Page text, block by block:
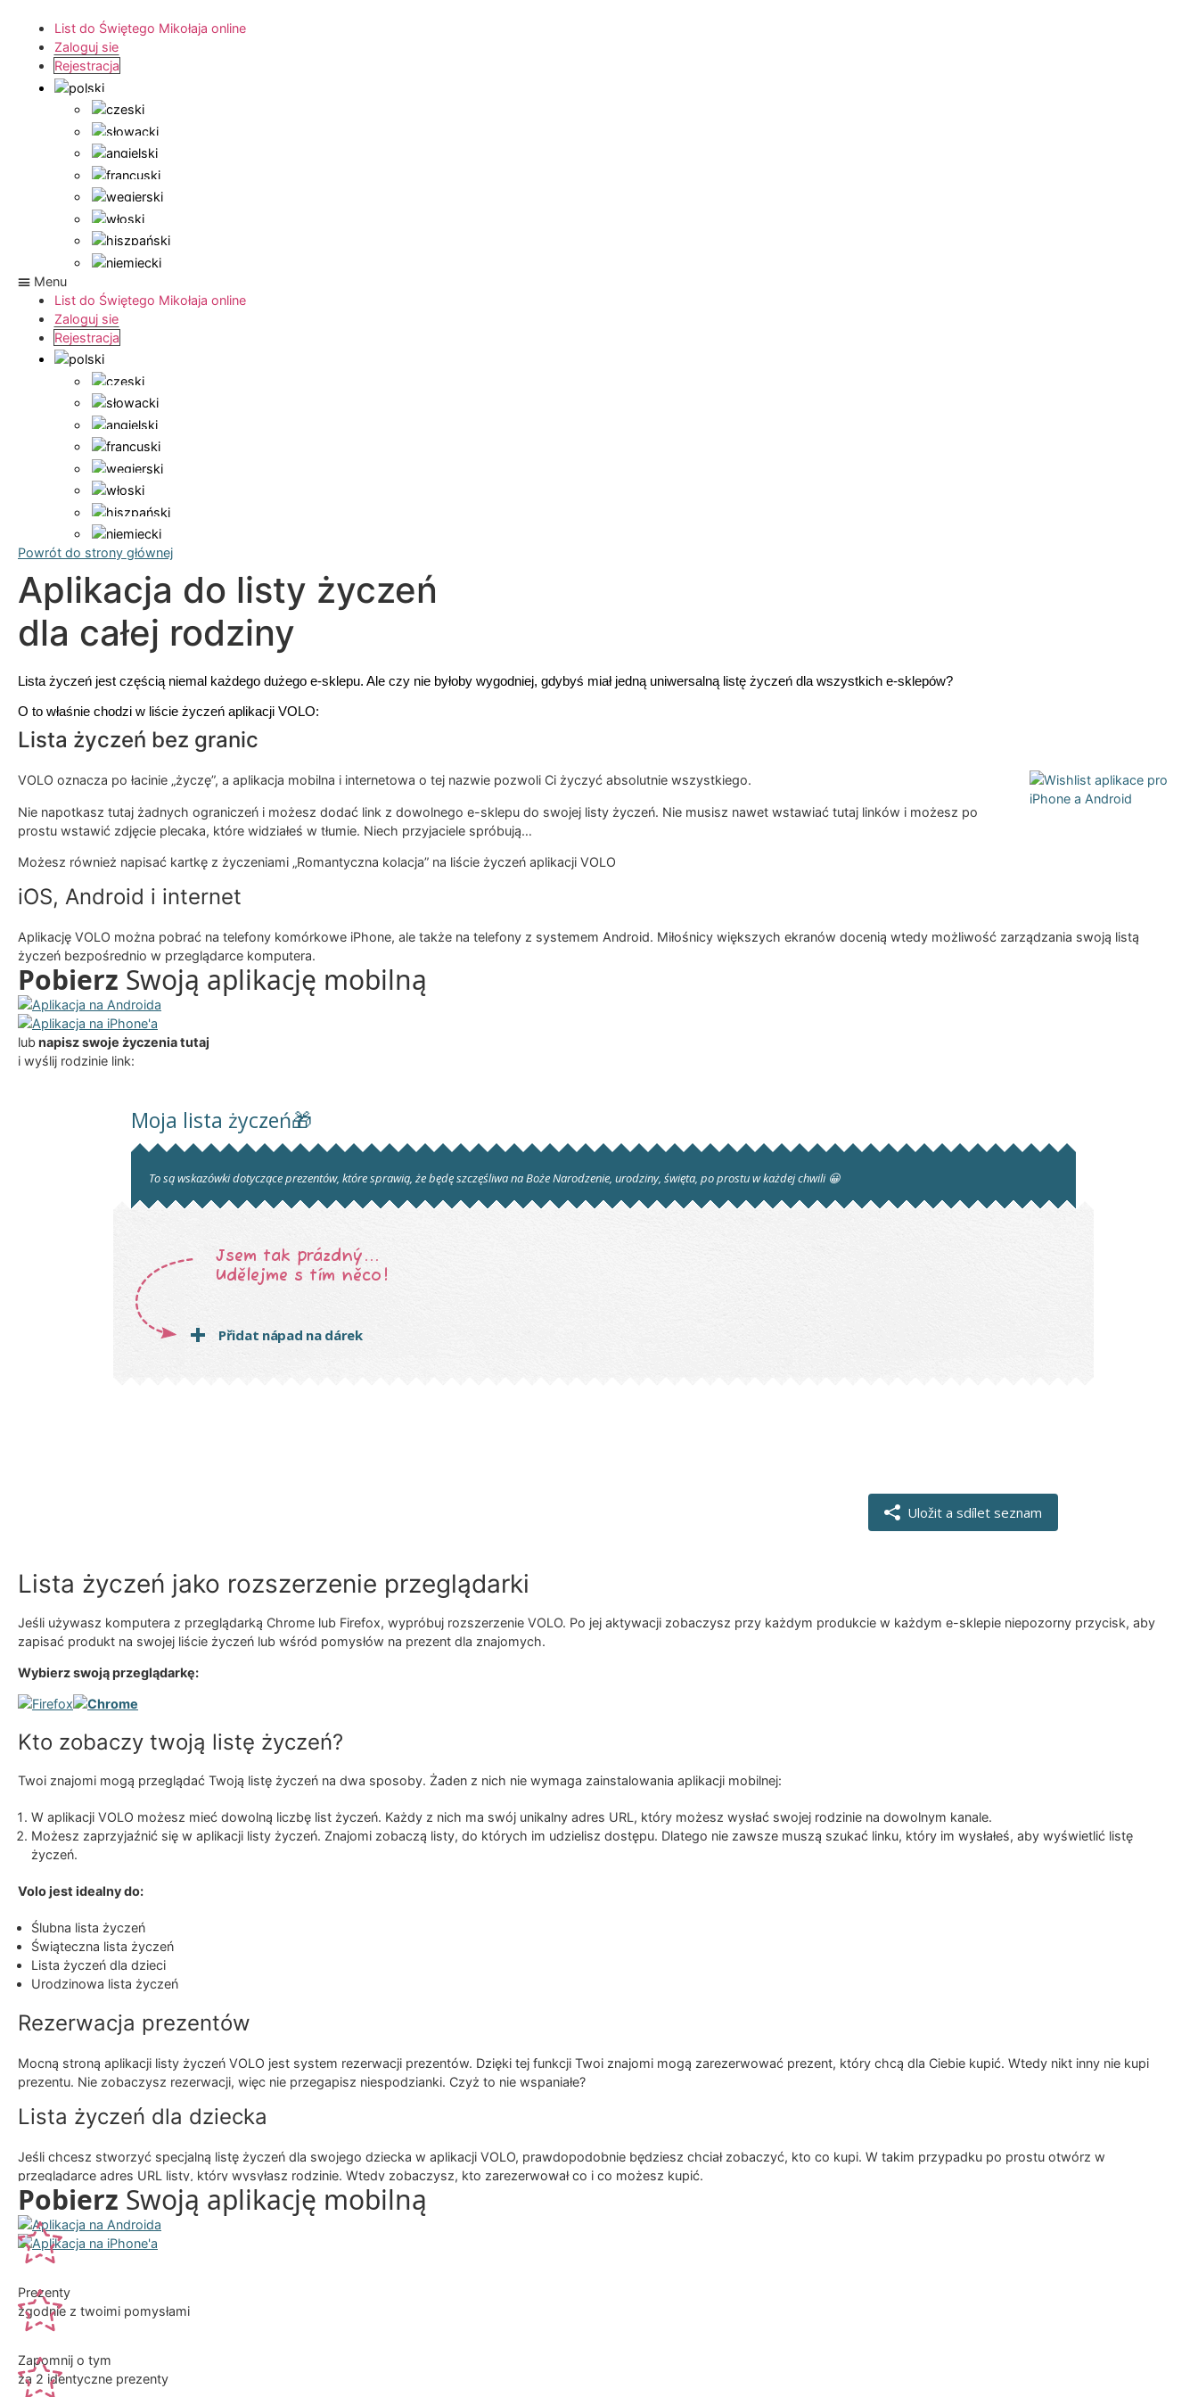
List do Świętego Mikołaja online
Zaloguj sie
Rejestracja
Menu
List do Świętego Mikołaja online
Zaloguj sie
Rejestracja
Powrót do strony głównej
Aplikacja do listy życzeń
dla całej rodziny
Lista życzeń jest częścią niemal każdego dużego e-sklepu. Ale czy nie byłoby wygodniej, gdybyś miał jedną uniwersalną listę życzeń dla wszystkich e-sklepów?
O to właśnie chodzi w liście życzeń aplikacji VOLO:
Lista życzeń bez granic
VOLO oznacza po łacinie „życzę”, a aplikacja mobilna i internetowa o tej nazwie pozwoli Ci życzyć absolutnie wszystkiego.
Nie napotkasz tutaj żadnych ograniczeń i możesz dodać link z dowolnego e-sklepu do swojej listy życzeń. Nie musisz nawet wstawiać tutaj linków i możesz po
prostu wstawić zdjęcie plecaka, które widziałeś w tłumie. Niech przyjaciele spróbują…
Możesz również napisać kartkę z życzeniami „Romantyczna kolacja” na liście życzeń aplikacji VOLO
iOS, Android i internet
Aplikację VOLO można pobrać na telefony komórkowe iPhone, ale także na telefony z systemem Android. Miłośnicy większych ekranów docenią wtedy możliwość zarządzania swoją listą
życzeń bezpośrednio w przeglądarce komputera.
Pobierz Swoją aplikację mobilną
lubnapisz swoje życzenia tutaj
i wyślij rodzinie link:
Lista życzeń jako rozszerzenie przeglądarki
Jeśli używasz komputera z przeglądarką Chrome lub Firefox, wypróbuj rozszerzenie VOLO. Po jej aktywacji zobaczysz przy każdym produkcie w każdym e-sklepie niepozorny przycisk, aby
zapisać produkt na swojej liście życzeń lub wśród pomysłów na prezent dla znajomych.
Wybierz swoją przeglądarkę:
Kto zobaczy twoją listę życzeń?
Twoi znajomi mogą przeglądać Twoją listę życzeń na dwa sposoby. Żaden z nich nie wymaga zainstalowania aplikacji mobilnej:
W aplikacji VOLO możesz mieć dowolną liczbę list życzeń. Każdy z nich ma swój unikalny adres URL, który możesz wysłać swojej rodzinie na dowolnym kanale.
Możesz zaprzyjaźnić się w aplikacji listy życzeń. Znajomi zobaczą listy, do których im udzielisz dostępu. Dlatego nie zawsze muszą szukać linku, który im wysłałeś, aby wyświetlić listę
życzeń.
Volo jest idealny do:
Ślubna lista życzeń
Świąteczna lista życzeń
Lista życzeń dla dzieci
Urodzinowa lista życzeń
Rezerwacja prezentów
Mocną stroną aplikacji listy życzeń VOLO jest system rezerwacji prezentów. Dzięki tej funkcji Twoi znajomi mogą zarezerwować prezent, który chcą dla Ciebie kupić. Wtedy nikt inny nie kupi
prezentu. Nie zobaczysz rezerwacji, więc nie przegapisz niespodzianki. Czyż to nie wspaniałe?
Lista życzeń dla dziecka
Jeśli chcesz stworzyć specjalną listę życzeń dla swojego dziecka w aplikacji VOLO, prawdopodobnie będziesz chciał zobaczyć, kto co kupi. W takim przypadku po prostu otwórz w
przeglądarce adres URL listy, który wysyłasz rodzinie. Wtedy zobaczysz, kto zarezerwował co i co możesz kupić.
Pobierz Swoją aplikację mobilną
Prezenty
zgodnie z twoimi pomysłami
Zapomnij o tym
za 2 identyczne prezenty